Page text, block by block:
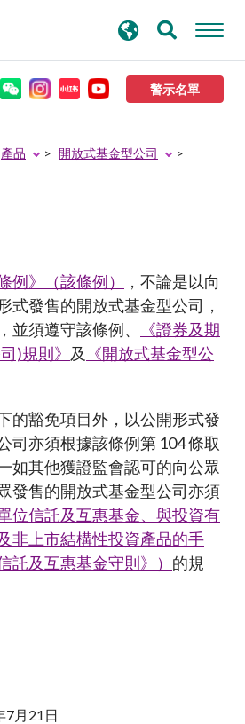
警示名單
產品
開放式基金型公司
例》（該條例）
，不論是以向
式發售的開放式基金型公司，
並須遵守該條例、
《證券及期
)規則》 及 《開放式基金型公
的豁免項目外，以公開形式發
司亦須根據該條例第 104 條取
如其他獲證監會認可的向公眾
發售的開放式基金型公司亦須
位信託及互惠基金、與投資有
非上市結構性投資產品的手
託及互惠基金守則》） 的規
7月21日